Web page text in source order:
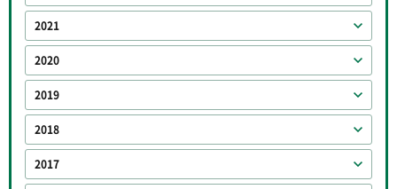
2021
2020
2019
2018
2017